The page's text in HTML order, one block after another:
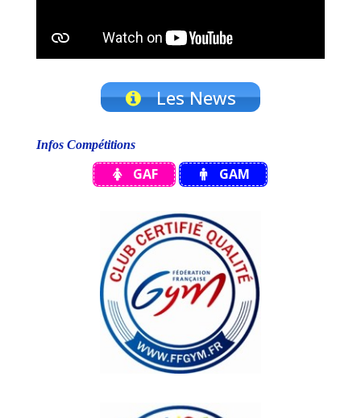
Les News
Infos Compétitions
GAF GAM